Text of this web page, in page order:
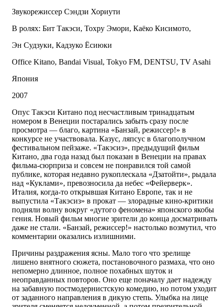
Звукорежиссер Сэндзи Хориути
В ролях: Бит Такэси, Тохру Эмори, Каёко Кисимото,
Эн Судзуки, Кадзуко Ёсиюки
Office Kitano, Bandai Visual, Tokyo FM, DENTSU, TV Asahi
Япония
2007
Опус Такэси Китано под несчастливым тринадцатым
номером в Венеции постарались забыть сразу после
просмотра — благо, картина «Банзай, режиссер!» в
конкурсе не участвовала. Казус, ляпсус в благополучном
фестивальном пейзаже. «Такэсиз», предыдущий фильм
Китано, два года назад был показан в Венеции на правах
фильма-сюрприза и совсем не понравился той самой
публике, которая недавно рукоплескала «Дзатойти», рыдала
над «Куклами», превозносила да небес «Фейерверк».
Италия, когда-то открывшая Китано Европе, так и не
выпустила «Такэсиз» в прокат — злорадные кино-критики
подняли волну вокруг «дутого феномена» японского якобы
гения. Новый фильм многие зрители до конца досматривать
даже не стали. «Банзай, режиссер!» настолько возмутил, что
комментарии оказались излишними.
Причины раздражения ясны. Мало того что зрелище
лишено внятного сюжета, постановочного размаха, что оно
непомерно длинное, полное похабных шуток и
неоправданных повторов. Оно еще поначалу дает надежду
на забавную постмодернистскую комедию, но потом уходит
от заданного направления в дикую степь. Улыбка на лице